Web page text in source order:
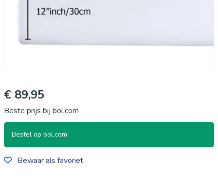
€ 89,95
Beste prijs bij bol.com
Bestel op bol.com
Bewaar als favoriet